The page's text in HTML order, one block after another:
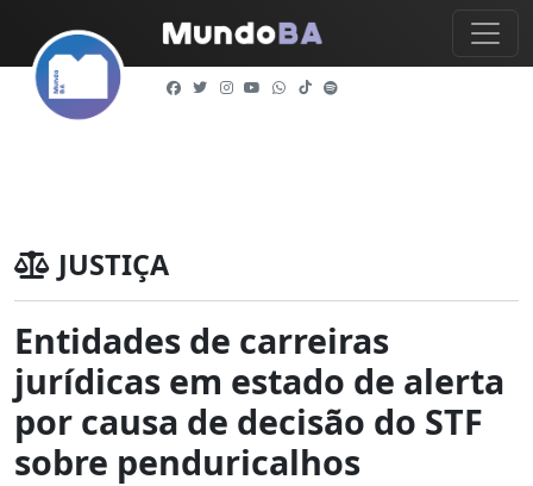
JUSTIÇA
Entidades de carreiras
jurídicas em estado de alerta
por causa de decisão do STF
sobre penduricalhos